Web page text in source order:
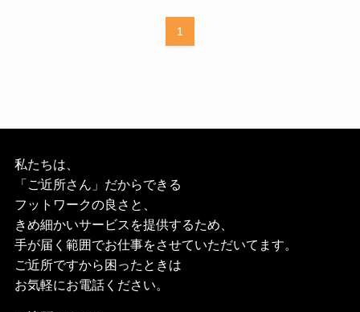
1
私たちは、
「ご近所さん」だからできる
フットワークの良さと、
きめ細かいサービスを提供するため、
手が届く範囲でお仕事をさせていただいてます。
ご近所ですから困ったときは
お気軽にお電話ください。